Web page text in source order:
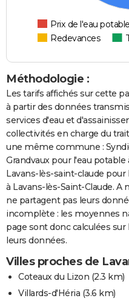
Prix de l'eau potable
Redevances
Méthodologie :
Les tarifs affichés sur cette
à partir des données
services d'eau et
collectivités en charge du
une même commune :
Grandvaux pour l'eau
Lavans-lès-saint-claude
à Lavans-lès-Saint-Claude.
ne partagent pas leurs
incomplète : les moyennes
page sont donc calculées
leurs données.
Villes proches de
Coteaux du Lizon (2.3 km)
Villards-d'Héria (3.6 km)